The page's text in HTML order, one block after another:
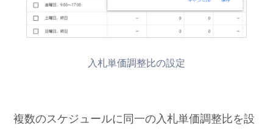
入札単価調整比の設定
複数のスケジュールに同一の入札単価調整比を設